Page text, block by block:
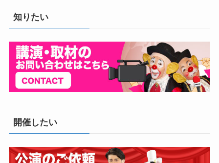
知りたい
開催したい